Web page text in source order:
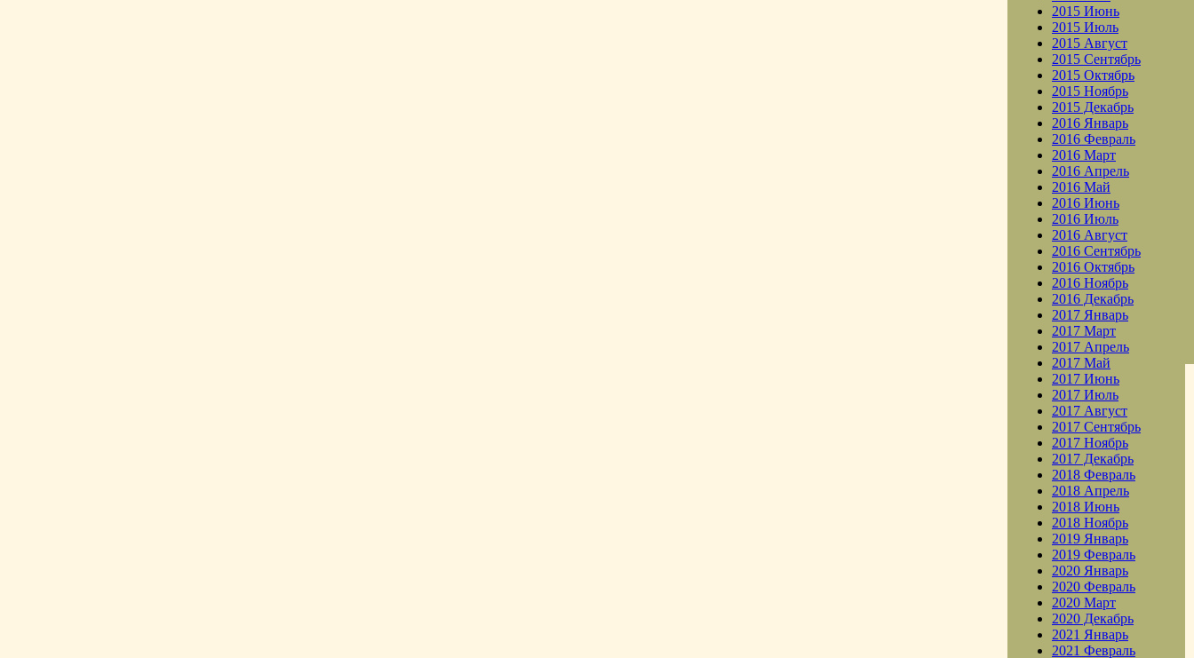
2015 Июнь
2015 Июль
2015 Август
2015 Сентябрь
2015 Октябрь
2015 Ноябрь
2015 Декабрь
2016 Январь
2016 Февраль
2016 Март
2016 Апрель
2016 Май
2016 Июнь
2016 Июль
2016 Август
2016 Сентябрь
2016 Октябрь
2016 Ноябрь
2016 Декабрь
2017 Январь
2017 Март
2017 Апрель
2017 Май
2017 Июнь
2017 Июль
2017 Август
2017 Сентябрь
2017 Ноябрь
2017 Декабрь
2018 Февраль
2018 Апрель
2018 Июнь
2018 Ноябрь
2019 Январь
2019 Февраль
2020 Январь
2020 Февраль
2020 Март
2020 Декабрь
2021 Январь
2021 Февраль